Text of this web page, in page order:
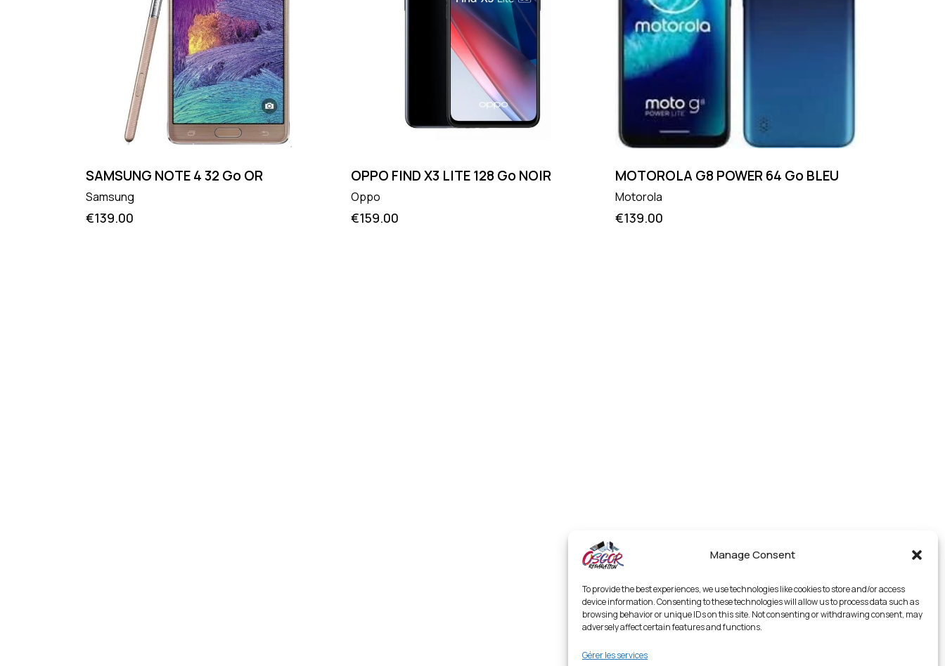
Manage Consent
To provide the best experiences, we use technologies like cookies to store and/or access
device information. Consenting to these technologies will allow us to process data such as
browsing behavior or unique IDs on this site. Not consenting or withdrawing consent, may
adversely affect certain features and functions.
Gérer les services
SAMSUNG NOTE 4 32 Go OR
Samsung
€139.00
OPPO FIND X3 LITE 128 Go NOIR
Oppo
€159.00
MOTOROLA G8 POWER 64 Go BLEU
Motorola
€139.00